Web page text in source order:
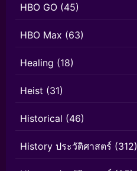
HBO GO (45)
HBO Max (63)
Healing (18)
Heist (31)
Historical (46)
History ประวัติศาสตร์ (312)